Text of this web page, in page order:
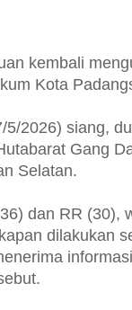
kembali
Kota
2026) siang,
Gang
Selatan.
dan RR (30),
dilakukan